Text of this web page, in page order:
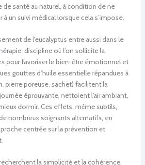
de santé au naturel, à condition de ne
à un suivi médical lorsque cela s’impose.
de l’eucalyptus entre aussi dans le
discipline où l’on sollicite la
pour favoriser le bien-être émotionnel et
gouttes d’huile essentielle répandues à
pierre poreuse, sachet) facilitent la
éprouvante, nettoient l’air ambiant,
dormir. Ces effets, même subtils,
nombreux soignants alternatifs, en
centrée sur la prévention et
la simplicité et la cohérence,